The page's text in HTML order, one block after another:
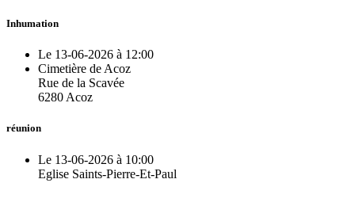
Inhumation
Le 13-06-2026 à 12:00
Cimetière de Acoz
Rue de la Scavée
6280 Acoz
réunion
Le 13-06-2026 à 10:00
Eglise Saints-Pierre-Et-Paul